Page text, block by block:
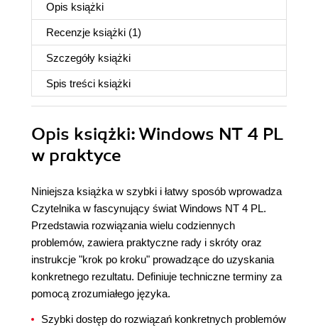
Opis książki
Recenzje książki (1)
Szczegóły książki
Spis treści książki
Opis książki: Windows NT 4 PL
w praktyce
Niniejsza książka w szybki i łatwy sposób wprowadza
Czytelnika w fascynujący świat Windows NT 4 PL.
Przedstawia rozwiązania wielu codziennych
problemów, zawiera praktyczne rady i skróty oraz
instrukcje "krok po kroku" prowadzące do uzyskania
konkretnego rezultatu. Definiuje techniczne terminy za
pomocą zrozumiałego języka.
Szybki dostęp do rozwiązań konkretnych problemów